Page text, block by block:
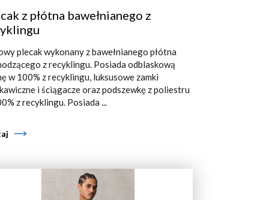
z płótna bawełnianego z
plecak wykonany z bawełnianego płótna
z recyklingu. Posiada odblaskową
w 100% z recyklingu, luksusowe zamki
i ściągacze oraz podszewkę z poliestru
z recyklingu. Posiada ...